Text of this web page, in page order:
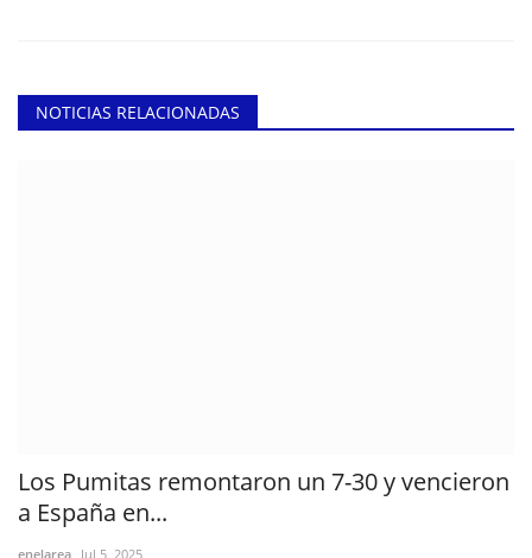
NOTICIAS RELACIONADAS
Los Pumitas remontaron un 7-30 y vencieron
a España en...
enelarea Jul 5, 2025